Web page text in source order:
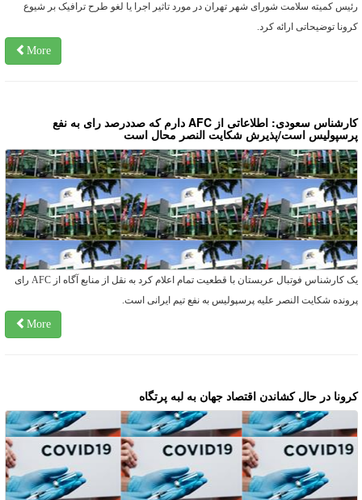
کمیته سلامت شورای شهر تهران در مورد تاثیر اجرا یا لغو طرح ترافیک بر شیوع
توضیحاتی ارائه کرد.
More
کارشناس سعودی: اطلاعاتی از AFC دارم که صددرصد رای به نفع
است/پذیرش شکایت النصر محال است
یک کارشناس فوتبال عربستان با قطعیت تمام اعلام کرد به نقل از منابع آگاه از AFC رای
شکایت النصر علیه پرسپولیس به نفع تیم ایرانی است.
More
در حال کشاندن اقتصاد جهان به لبه پرتگاه